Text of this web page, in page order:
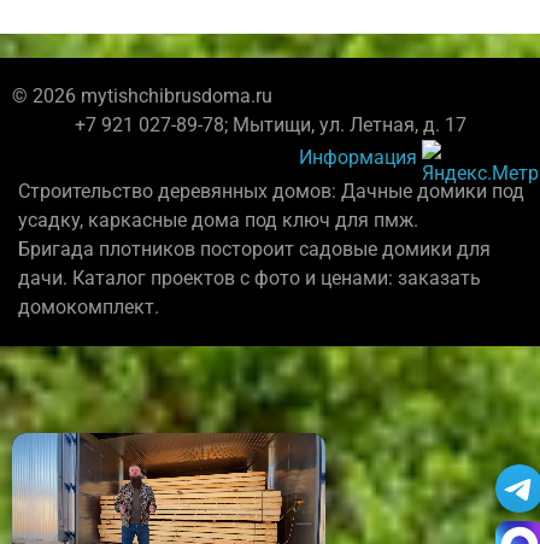
© 2026 mytishchibrusdoma.ru
+7 921 027-89-78; Мытищи, ул. Летная, д. 17
Информация
Строительство деревянных домов: Дачные домики под
усадку, каркасные дома под ключ для пмж.
Бригада плотников постороит садовые домики для
дачи. Каталог проектов с фото и ценами: заказать
домокомплект.